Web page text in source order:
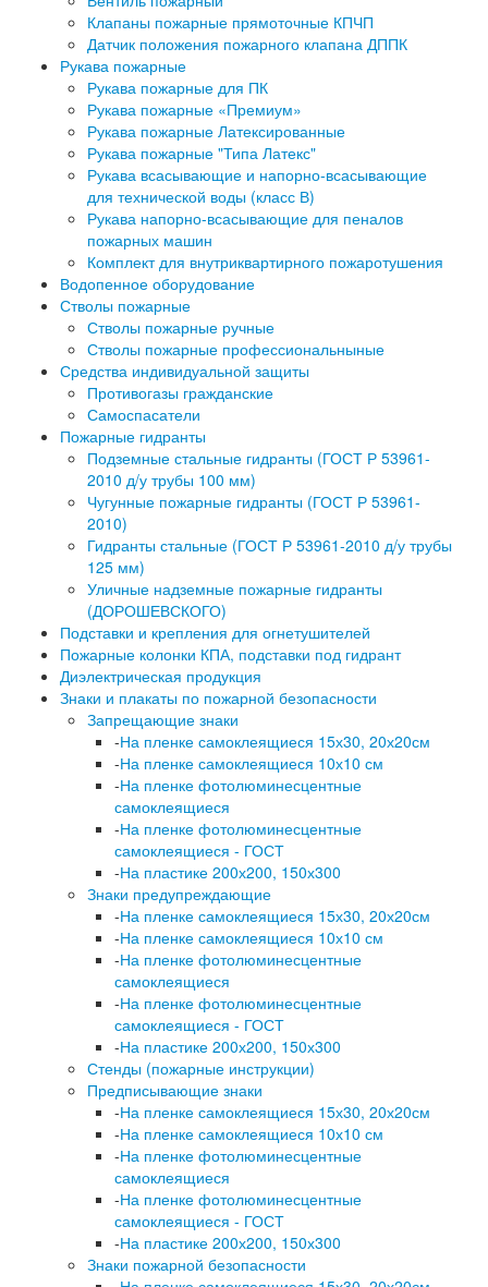
Клапаны пожарные прямоточные КПЧП
Датчик положения пожарного клапана ДППК
Рукава пожарные
Рукава пожарные для ПК
Рукава пожарные «Премиум»
Рукава пожарные Латексированные
Рукава пожарные "Типа Латекс"
Рукава всасывающие и напорно-всасывающие
для технической воды (класс В)
Рукава напорно-всасывающие для пеналов
пожарных машин
Комплект для внутриквартирного пожаротушения
Водопенное оборудование
Стволы пожарные
Стволы пожарные ручные
Стволы пожарные профессиональныные
Средства индивидуальной защиты
Противогазы гражданские
Самоспасатели
Пожарные гидранты
Подземные стальные гидранты (ГОСТ Р 53961-
2010 д/у трубы 100 мм)
Чугунные пожарные гидранты (ГОСТ Р 53961-
2010)
Гидранты стальные (ГОСТ Р 53961-2010 д/у трубы
125 мм)
Уличные надземные пожарные гидранты
(ДОРОШЕВСКОГО)
Подставки и крепления для огнетушителей
Пожарные колонки КПА, подставки под гидрант
Диэлектрическая продукция
Знаки и плакаты по пожарной безопасности
Запрещающие знаки
-На пленке самоклеящиеся 15х30, 20х20см
-На пленке самоклеящиеся 10х10 см
-На пленке фотолюминесцентные
самоклеящиеся
-На пленке фотолюминесцентные
самоклеящиеся - ГОСТ
-На пластике 200х200, 150х300
Знаки предупреждающие
-На пленке самоклеящиеся 15х30, 20х20см
-На пленке самоклеящиеся 10х10 см
-На пленке фотолюминесцентные
самоклеящиеся
-На пленке фотолюминесцентные
самоклеящиеся - ГОСТ
-На пластике 200х200, 150х300
Стенды (пожарные инструкции)
Предписывающие знаки
-На пленке самоклеящиеся 15х30, 20х20см
-На пленке самоклеящиеся 10х10 см
-На пленке фотолюминесцентные
самоклеящиеся
-На пленке фотолюминесцентные
самоклеящиеся - ГОСТ
-На пластике 200х200, 150х300
Знаки пожарной безопасности